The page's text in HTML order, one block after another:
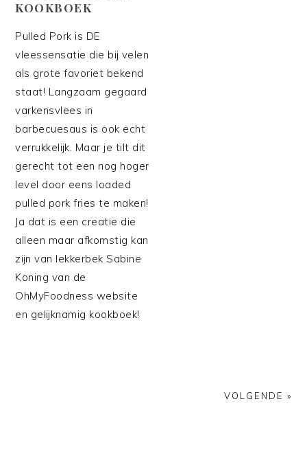
KOOKBOEK
Pulled Pork is DE
vleessensatie die bij velen
als grote favoriet bekend
staat! Langzaam gegaard
varkensvlees in
barbecuesaus is ook echt
verrukkelijk. Maar je tilt dit
gerecht tot een nog hoger
level door eens loaded
pulled pork fries te maken!
Ja dat is een creatie die
alleen maar afkomstig kan
zijn van lekkerbek Sabine
Koning van de
OhMyFoodness website
en gelijknamig kookboek!
VOLGENDE »